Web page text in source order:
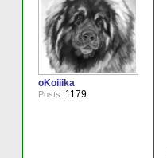
oKoiiika
Posts: 1179